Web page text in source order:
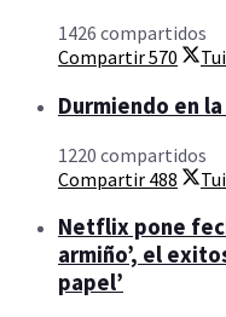
1426 compartidos
Compartir570
Durmiendo en
1220 compartidos
Compartir 488
Netflix pone
armiño’, el
papel’